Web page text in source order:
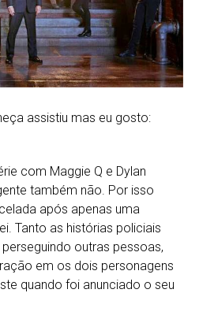
assistiu mas eu gosto:
com Maggie Q e Dylan
também não. Por isso
após apenas uma
Tanto as histórias policiais
outras pessoas,
em os dois personagens
quando foi anunciado o seu